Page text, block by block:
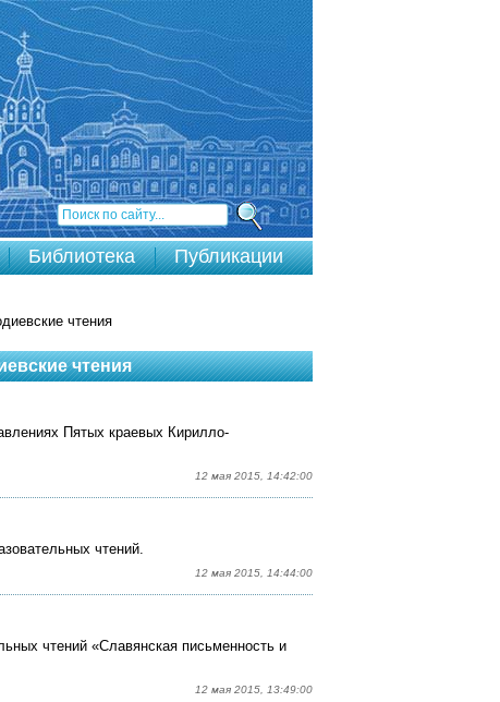
Библиотека Публикации
чтения
чтения
Пятых краевых Кирилло-
12 мая 2015, 14:42:00
чтений.
12 мая 2015, 14:44:00
чтений «Славянская письменность и
12 мая 2015, 13:49:00